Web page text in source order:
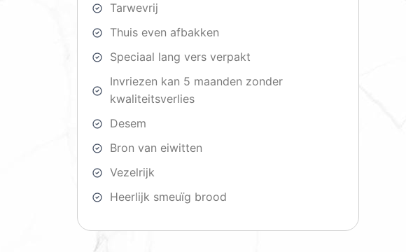
Tarwevrij
Thuis even afbakken
Speciaal lang vers verpakt
Invriezen kan 5 maanden zonder
kwaliteitsverlies
Desem
Bron van eiwitten
Vezelrijk
Heerlijk smeuïg brood